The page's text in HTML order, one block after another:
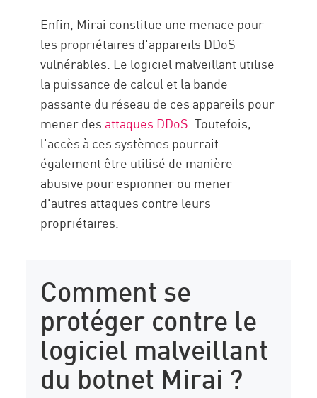
Enfin, Mirai constitue une menace pour
les propriétaires d'appareils DDoS
vulnérables. Le logiciel malveillant utilise
la puissance de calcul et la bande
passante du réseau de ces appareils pour
mener des attaques DDoS. Toutefois,
l'accès à ces systèmes pourrait
également être utilisé de manière
abusive pour espionner ou mener
d'autres attaques contre leurs
propriétaires.
Comment se
protéger contre le
logiciel malveillant
du botnet Mirai ?